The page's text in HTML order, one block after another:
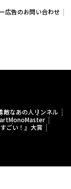
広告のお問い合わせ
敵なあの人 リンネル
MonoMaster
ごい！』大賞